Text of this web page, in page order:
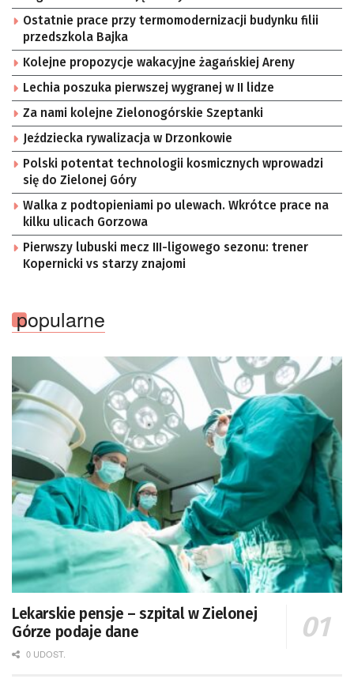
Ostatnie prace przy termomodernizacji budynku filii
przedszkola Bajka
Kolejne propozycje wakacyjne żagańskiej Areny
Lechia poszuka pierwszej wygranej w II lidze
Za nami kolejne Zielonogórskie Szeptanki
Jeździecka rywalizacja w Drzonkowie
Polski potentat technologii kosmicznych wprowadzi
się do Zielonej Góry
Walka z podtopieniami po ulewach. Wkrótce prace na
kilku ulicach Gorzowa
Pierwszy lubuski mecz III-ligowego sezonu: trener
Kopernicki vs starzy znajomi
popularne
Lekarskie pensje – szpital w Zielonej
Górze podaje dane
0 UDOST.